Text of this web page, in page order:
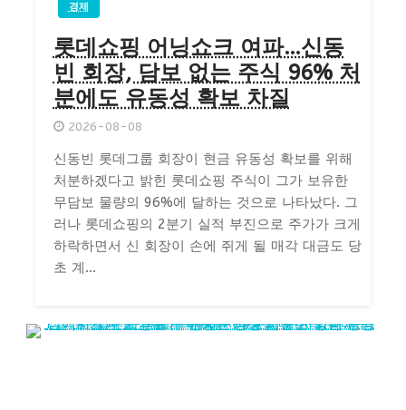
경제
롯데쇼핑 어닝쇼크 여파…신동
빈 회장, 담보 없는 주식 96% 처
분에도 유동성 확보 차질
2026-08-08
신동빈 롯데그룹 회장이 현금 유동성 확보를 위해
처분하겠다고 밝힌 롯데쇼핑 주식이 그가 보유한
무담보 물량의 96%에 달하는 것으로 나타났다. 그
러나 롯데쇼핑의 2분기 실적 부진으로 주가가 크게
하락하면서 신 회장이 손에 쥐게 될 매각 대금도 당
초 계...